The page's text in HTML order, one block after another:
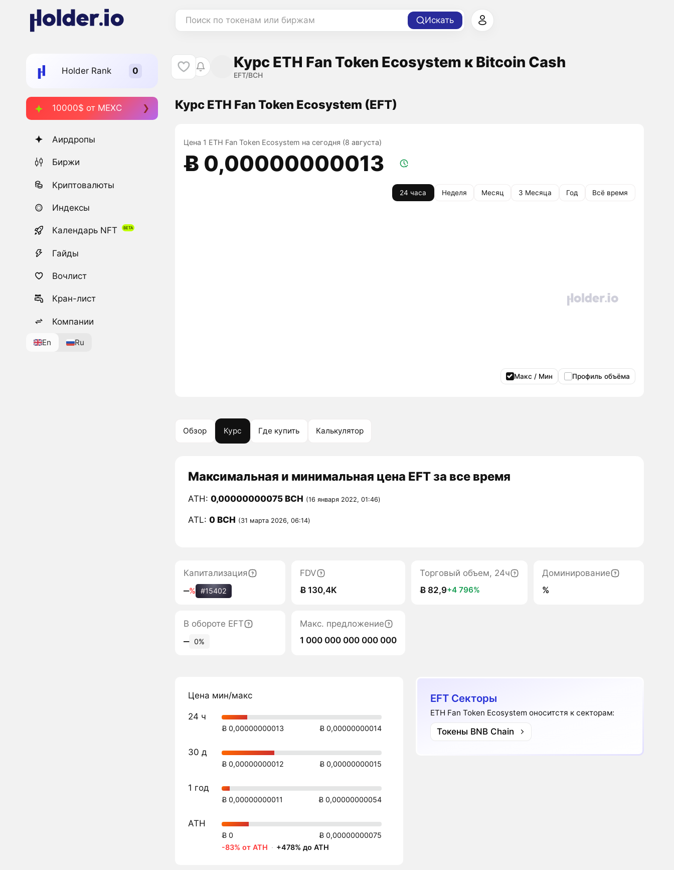
Поиск по токенам или биржам Искать
Holder Rank
10000$ от MEXC
Аирдропы
Биржи
Криптовалюты
Индексы
Календарь NFT
Гайды
Вочлист
Кран-лист
Компании
En Ru
Курс ETH Fan Token Ecosystem к Bitcoin Cash
EFT/BCH
Курс ETH Fan Token Ecosystem (EFT)
Цена 1 ETH Fan Token Ecosystem на сегодня (8 августа)
Ƀ 0,00000000013
24 часа Неделя Месяц 3 Месяца Год Всё время
Макс / Мин Профиль объёма
Обзор Курс Где купить Калькулятор
Максимальная и минимальная цена EFT за все время
ATH: 0,00000000075 BCH (16 января 2022, 01:46)
ATL: 0 BCH (31 марта 2026, 06:14)
Капитализация
‒% #15402
FDV
Ƀ 130,4K
Торговый объем, 24ч
Ƀ 82,9+4 796%
Доминирование
%
В обороте EFT
‒ 0%
Макс. предложение
1 000 000 000 000 000
Цена мин/макс
24 ч
Ƀ 0,00000000013 Ƀ 0,00000000014
30 д
Ƀ 0,00000000012 Ƀ 0,00000000015
1 год
Ƀ 0,00000000011 Ƀ 0,00000000054
ATH
Ƀ 0
Ƀ 0,00000000075
-83% от ATH · +478% до ATH
EFT Секторы
ETH Fan Token Ecosystem оноситстя к секторам:
Токены BNB Chain